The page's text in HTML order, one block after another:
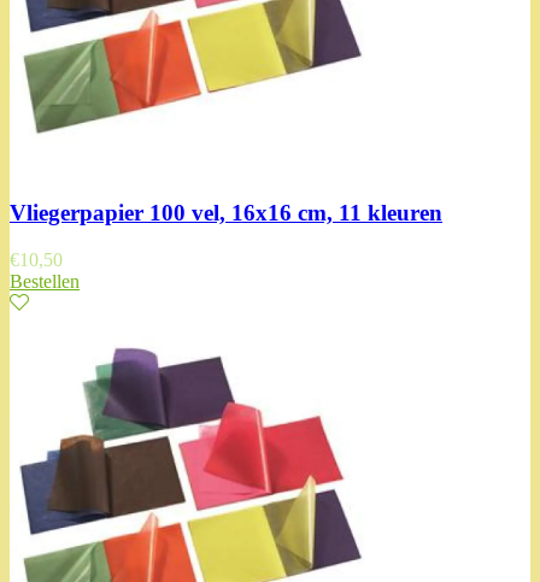
Vliegerpapier 100 vel, 16x16 cm, 11 kleuren
€10,50
Bestellen